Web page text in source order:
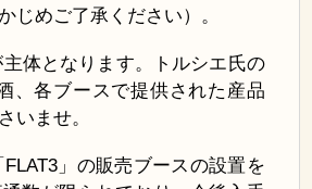
じめご了承ください）。
体となります。トルシエ氏の
、各ブースで提供された産品
いませ。
」の販売ブースの設置を